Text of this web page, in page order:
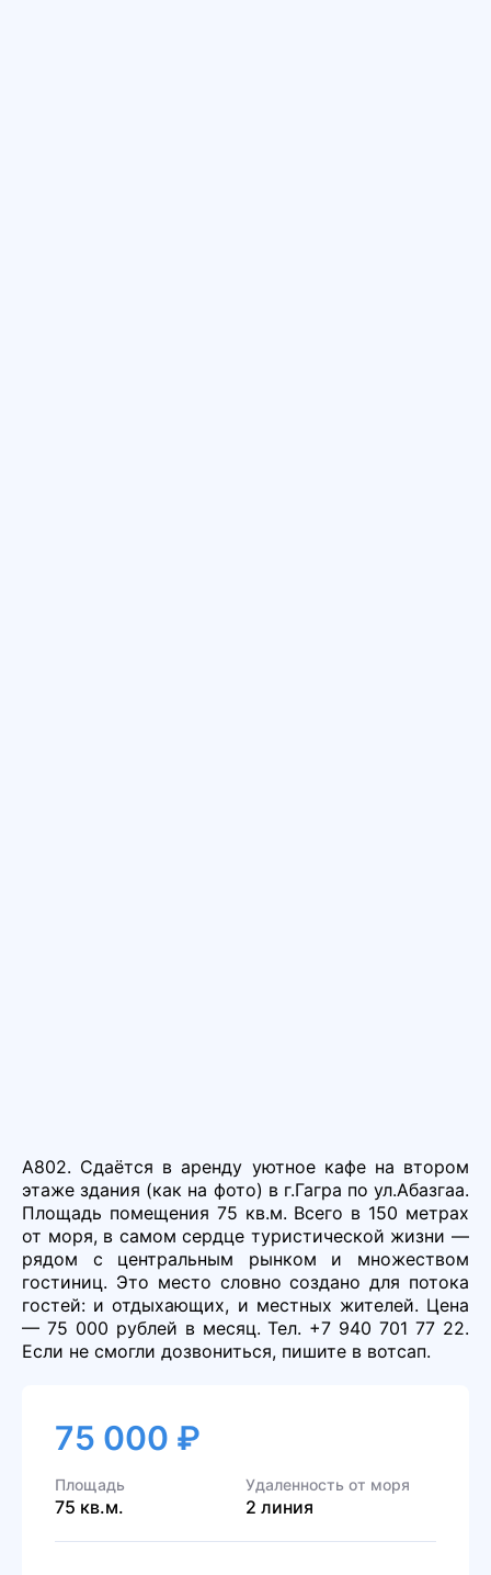
А802. Сдаётся в аренду уютное кафе на втором
этаже здания (как на фото) в г.Гагра по ул.Абазгаа.
Площадь помещения 75 кв.м. Всего в 150 метрах
от моря, в самом сердце туристической жизни —
рядом с центральным рынком и множеством
гостиниц. Это место словно создано для потока
гостей: и отдыхающих, и местных жителей. Цена
— 75 000 рублей в месяц. Тел. +7 940 701 77 22.
Если не смогли дозвониться, пишите в вотсап.
75 000 ₽
Площадь
75 кв.м.
Удаленность от моря
2 линия